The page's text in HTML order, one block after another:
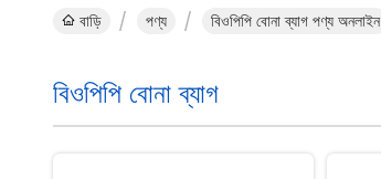
বাড়ি পণ্য বিওপিপি বোনা ব্যাগ পণ্য অনলাইন
বিওপিপি বোনা ব্যাগ